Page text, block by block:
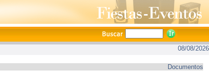
08/08/2026
Documentos